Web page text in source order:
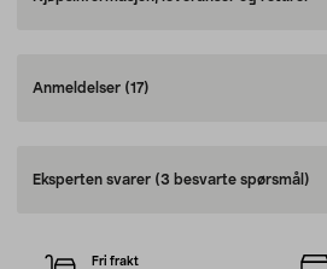
Anmeldelser (17)
Eksperten svarer (3 besvarte spørsmål)
Fri frakt